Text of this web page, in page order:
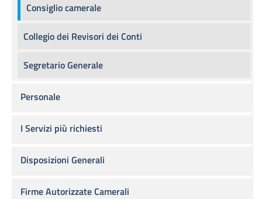
Consiglio camerale
Collegio dei Revisori dei Conti
Segretario Generale
Personale
I Servizi più richiesti
Disposizioni Generali
Firme Autorizzate Camerali